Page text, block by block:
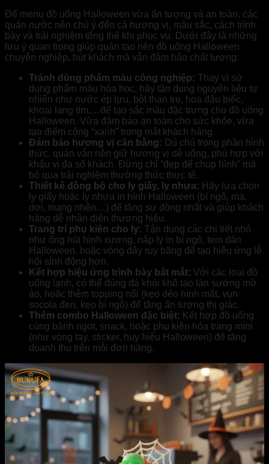
Để menu đồ uống Halloween vừa ấn tượng và an toàn, các
quán nước nên chú ý đến cả hương vị, màu sắc, cách trình
bày và trải nghiệm tổng thể khi phục vụ. Dưới đây là những
lưu ý quan trọng giúp quán tạo nên đồ uống Halloween
chuyên nghiệp, hút khách mà vẫn đảm bảo chất lượng:
Tránh dùng phẩm màu công nghiệp: Thay vì sử
dụng phẩm màu hóa học, hãy tận dụng nguyên liệu tự
nhiên như nước ép lựu, bột than tre, hoa đậu biếc,
khoai lang tím,…để tạo sắc màu đặc trưng cho đồ uống
Halloween. Vừa đảm bảo an toàn cho sức khỏe, vừa
tạo điểm cộng “xanh” trong mắt khách hàng.
Đảm bảo hương vị cân bằng: Dù chú trọng phần hình
thức, quán vẫn nên giữ hương vị dễ uống, phù hợp với
khẩu vị đa số khách. Đừng chỉ “đẹp để chụp hình” mà
bỏ qua trải nghiệm thưởng thức thực tế.
Thiết kế đồng bộ cho ly giấy, ly nhựa: Hãy lựa chọn
ly giấy hoặc ly nhựa in hình Halloween (bí ngô, ma,
dơi, mạng nhện…) để tăng sự đồng nhất và giúp khách
hàng dễ nhận diện thương hiệu.
Trang trí phụ kiện cho ly: Tận dụng các chi tiết nhỏ
như ống hút hình xương, nắp ly in bí ngô, tem dán
Halloween, hoặc vòng dây ruy băng để tạo hiệu ứng lễ
hội sinh động hơn.
Kết hợp hiệu ứng trình bày bắt mắt: Với các loại đồ
uống lạnh, có thể dùng đá khói khô tạo làn sương mờ
ảo, hoặc thêm topping nổi (kẹo dẻo hình mắt, vụn
socola đen, kẹo bí ngô) để tăng ấn tượng thị giác.
Thêm combo Halloween đặc biệt: Kết hợp đồ uống
cùng bánh ngọt, snack, hoặc phụ kiện hóa trang mini
(như vòng tay, sticker, huy hiệu Halloween) để tăng
doanh thu trên mỗi đơn hàng.